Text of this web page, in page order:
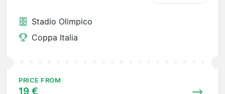
Stadio Olimpico
Coppa Italia
PRICE FROM
19 €